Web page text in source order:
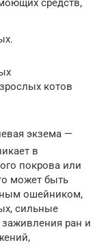
средств,
котов
экзема —
в
покрова или
может быть
ошейником,
сильные
ран и